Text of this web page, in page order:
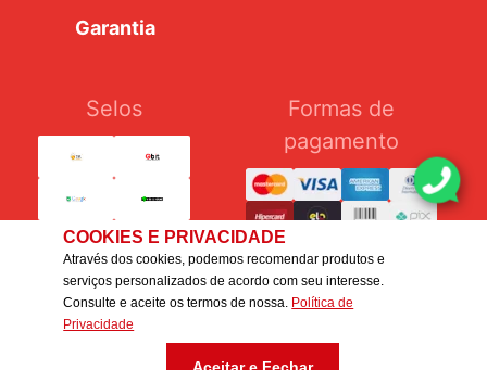
Garantia
Selos
Formas de
pagamento
Silcar Pneus Ltda. - CNPJ: 54.376.462/0007-22 - IE:
COOKIES E PRIVACIDADE
Através dos cookies, podemos recomendar produtos e
serviços personalizados de acordo com seu interesse.
Consulte e aceite os termos de nossa. Política de
Privacidade